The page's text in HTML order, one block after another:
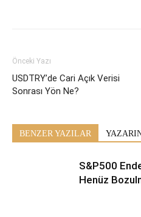
Önceki Yazı
USDTRY’de Cari Açık Verisi
Sonrası Yön Ne?
BENZER YAZILAR
S&P500
Henüz